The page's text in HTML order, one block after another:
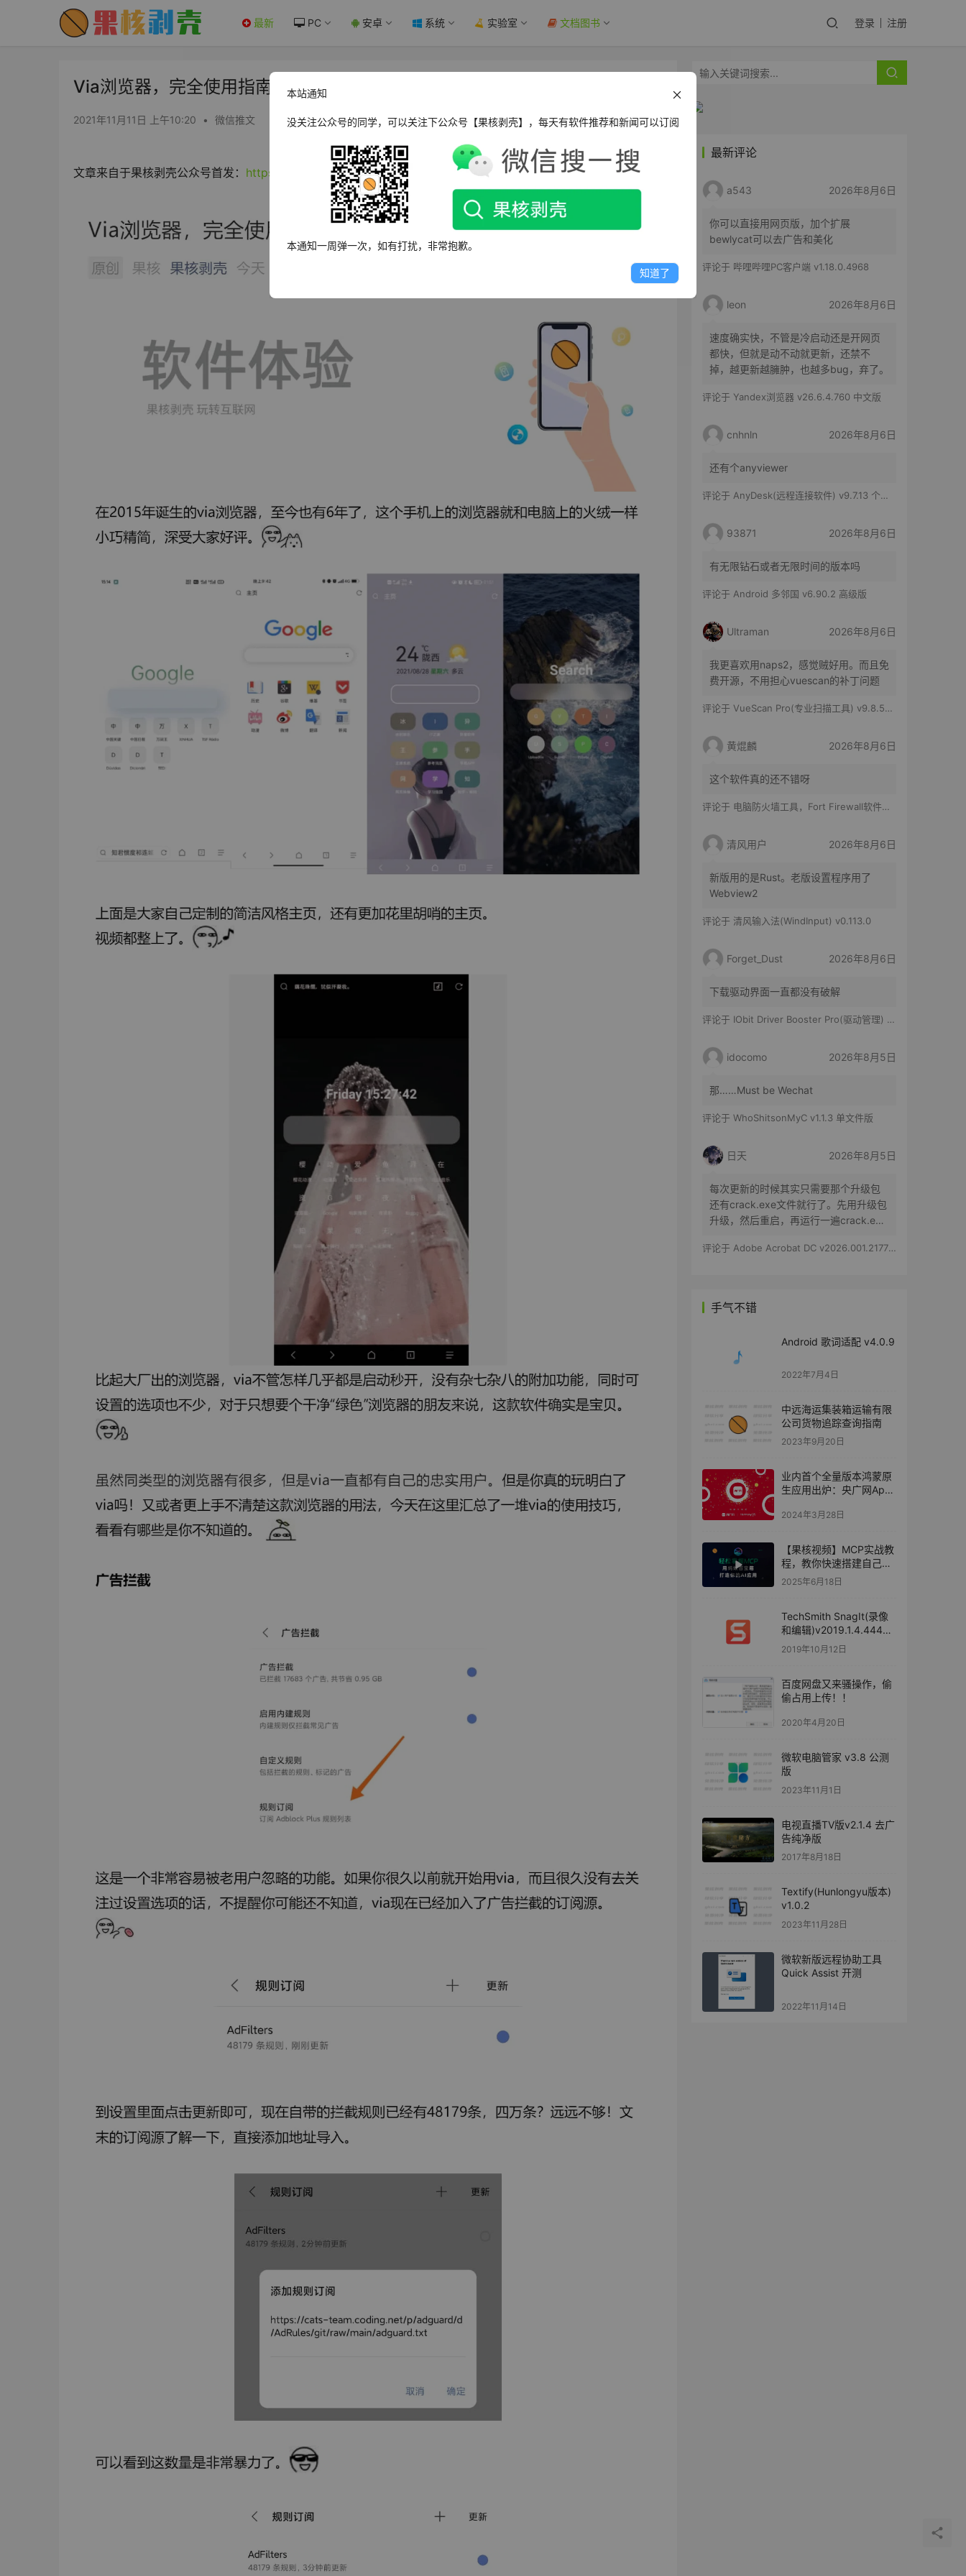
最新 PC 安卓 系统 实验室 文档图书 登录 注册
Via浏览器，完全使用指南 - 果核剥壳
2021年11月11日 上午10:20 • 微信推文
文章来自于果核剥壳公众号首发： https://mp.weixin.qq.com/s/aUBBfdWrzXReW8DRmQ24sA
最新评论
a543 2026年8月6日
你可以直接用网页版，加个扩展
bewlycat可以去广告和美化
评论于 哔哩哔哩PC客户端 v1.18.0.4968
leon 2026年8月6日
速度确实快，不管是冷启动还是开网页
都快，但就是动不动就更新，还禁不
掉，越更新越臃肿，也越多bug，弃了。
评论于 Yandex浏览器 v26.6.4.760 中文版
cnhnln 2026年8月6日
还有个anyviewer
评论于 AnyDesk(远程连接软件) v9.7.13 个人版
93871 2026年8月6日
有无限钻石或者无限时间的版本吗
评论于 Android 多邻国 v6.90.2 高级版
Ultraman 2026年8月6日
我更喜欢用naps2，感觉贼好用。而且免
费开源，不用担心vuescan的补丁问题
评论于 VueScan Pro(专业扫描工具) v9.8.56.11 修改版
黄焜麟 2026年8月6日
这个软件真的还不错呀
评论于 电脑防火墙工具，Fort Firewall软件体验
清风用户 2026年8月6日
新版用的是Rust。老版设置程序用了
Webview2
评论于 清风输入法(WindInput) v0.113.0
Forget_Dust 2026年8月6日
下载驱动界面一直都没有破解
评论于 IObit Driver Booster Pro(驱动管理) v13.6.0.438 便携修改版
idocomo 2026年8月5日
那……Must be Wechat
评论于 WhoShitsonMyC v1.1.3 单文件版
日天 2026年8月5日
每次更新的时候其实只需要那个升级包
还有crack.exe文件就行了。先用升级包
升级，然后重启，再运行一遍crack.exe
评论于 Adobe Acrobat DC v2026.001.21779 特别版
手气不错
Android 歌词适配 v4.0.9
2022年7月4日
中远海运集装箱运输有限
公司货物追踪查询指南
2023年9月20日
业内首个全量版本鸿蒙原
生应用出炉：央广网App
2024年3月28日
【果核视频】MCP实战教
程，教你快速搭建自己的
AI应用
2025年6月18日
TechSmith SnagIt(录像
和编辑)v2019.1.4.4446
中文修改版
2019年10月12日
百度网盘又来骚操作，偷
偷占用上传！！
2020年4月20日
微软电脑管家 v3.8 公测
版
2023年11月1日
电视直播TV版v2.1.4 去广
告纯净版
2017年8月18日
Textify(Hunlongyu版本)
v1.0.2
2023年11月28日
微软新版远程协助工具
Quick Assist 开测
2022年11月14日
本站通知
没关注公众号的同学，可以关注下公众号【果核剥壳】，每天有软件推荐和新闻可以订阅
本通知一周弹一次，如有打扰，非常抱歉。
知道了